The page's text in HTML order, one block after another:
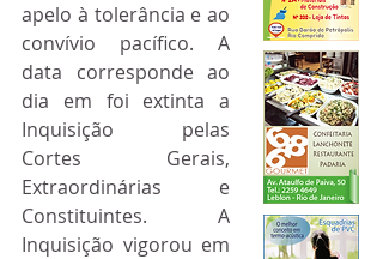
apelo à tolerância e ao
convívio pacífico. A
data corresponde ao
dia em foi extinta a
Inquisição pelas
Cortes Gerais,
Extraordinárias e
Constituintes. A
Inquisição vigorou em